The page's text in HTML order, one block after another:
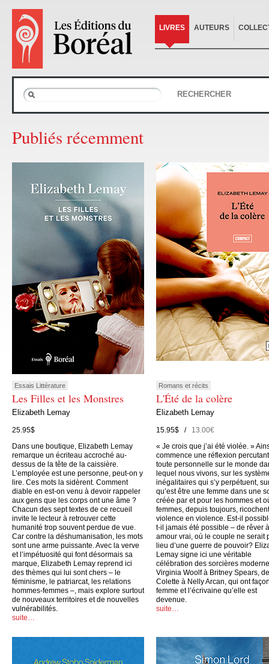
LIVRES AUTEURS
RECHERCHER
Publiés récemment
Essais Littérature
Les Filles et les Monstres
Elizabeth Lemay
25.95$
Dans une boutique, Elizabeth Lemay
remarque un écriteau accroché au-
dessus de la tête de la caissière.
L’employée est une personne, peut-on y
lire. Ces mots la sidèrent. Comment
diable en est-on venu à devoir rappeler
aux gens que les corps ont une âme ?
Chacun des sept textes de ce recueil
invite le lecteur à retrouver cette
humanité trop souvent perdue de vue.
Car contre la déshumanisation, les mots
sont une arme puissante. Avec la verve
et l’impétuosité qui font désormais sa
marque, Elizabeth Lemay reprend ici
des thèmes qui lui sont chers – le
féminisme, le patriarcat, les relations
hommes-femmes –, mais explore surtout
de nouveaux territoires et de nouvelles
vulnérabilités.
suite…
Romans et récits
L'Été de la colère
Elizabeth Lemay
15.95$ /13.00€
« Je crois que j’ai été violée. »
commence une réflexion
toute personnelle sur le monde
lequel nous vivons, sur les
inégalitaires qui s’y perpétuent,
qu’est être une femme dans une
créée par et pour les hommes et
femmes, depuis toujours,
violence en violence. Est-il
t-il jamais été possible – de rêver
amour vrai, où le couple ne serait
lieu d’une guerre de pouvoir?
Lemay signe ici une véritable
célébration des sorcières
Virginia Woolf à Britney Spears, de
Colette à Nelly Arcan, qui ont
femme et l’écrivaine qu’elle est
devenue.
suite…